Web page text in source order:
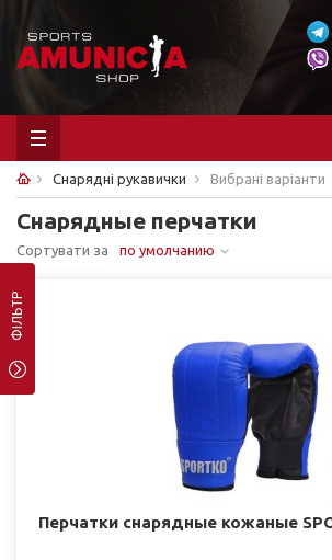
Снарядні рукавички Вибрані варіанти
Снарядные перчатки
Сортувати за по умолчанию
ФІЛЬТР
Перчатки снарядные кожаные